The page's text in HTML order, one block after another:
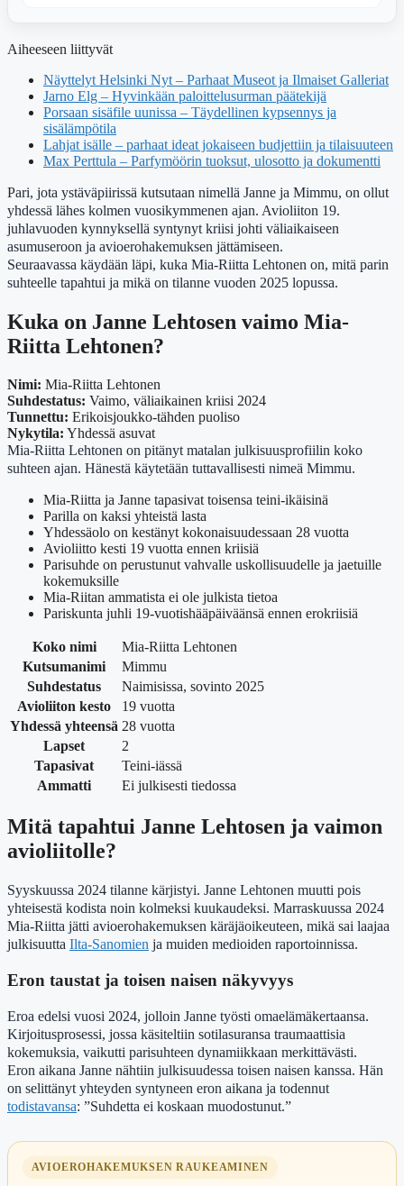
Aiheeseen liittyvät
Näyttelyt Helsinki Nyt – Parhaat Museot ja Ilmaiset Galleriat
Jarno Elg – Hyvinkään paloittelusurman päätekijä
Porsaan sisäfile uunissa – Täydellinen kypsennys ja
sisälämpötila
Lahjat isälle – parhaat ideat jokaiseen budjettiin ja tilaisuuteen
Max Perttula – Parfymöörin tuoksut, ulosotto ja dokumentti
Pari, jota ystäväpiirissä kutsutaan nimellä Janne ja Mimmu, on ollut
yhdessä lähes kolmen vuosikymmenen ajan. Avioliiton 19.
juhlavuoden kynnyksellä syntynyt kriisi johti väliaikaiseen
asumuseroon ja avioerohakemuksen jättämiseen.
Seuraavassa käydään läpi, kuka Mia-Riitta Lehtonen on, mitä parin
suhteelle tapahtui ja mikä on tilanne vuoden 2025 lopussa.
Kuka on Janne Lehtosen vaimo Mia-
Riitta Lehtonen?
Nimi: Mia-Riitta Lehtonen
Suhdestatus: Vaimo, väliaikainen kriisi 2024
Tunnettu: Erikoisjoukko-tähden puoliso
Nykytila: Yhdessä asuvat
Mia-Riitta Lehtonen on pitänyt matalan julkisuusprofiilin koko
suhteen ajan. Hänestä käytetään tuttavallisesti nimeä Mimmu.
Mia-Riitta ja Janne tapasivat toisensa teini-ikäisinä
Parilla on kaksi yhteistä lasta
Yhdessäolo on kestänyt kokonaisuudessaan 28 vuotta
Avioliitto kesti 19 vuotta ennen kriisiä
Parisuhde on perustunut vahvalle uskollisuudelle ja jaetuille
kokemuksille
Mia-Riitan ammatista ei ole julkista tietoa
Pariskunta juhli 19-vuotishääpäiväänsä ennen erokriisiä
Koko nimi
Mia-Riitta Lehtonen
Kutsumanimi
Mimmu
Suhdestatus
Naimisissa, sovinto 2025
Avioliiton kesto
19 vuotta
Yhdessä yhteensä 28 vuotta
Lapset
2
Tapasivat
Teini-iässä
Ammatti
Ei julkisesti tiedossa
Mitä tapahtui Janne Lehtosen ja vaimon
avioliitolle?
Syyskuussa 2024 tilanne kärjistyi. Janne Lehtonen muutti pois
yhteisestä kodista noin kolmeksi kuukaudeksi. Marraskuussa 2024
Mia-Riitta jätti avioerohakemuksen käräjäoikeuteen, mikä sai laajaa
julkisuutta Ilta-Sanomien ja muiden medioiden raportoinnissa.
Eron taustat ja toisen naisen näkyvyys
Eroa edelsi vuosi 2024, jolloin Janne työsti omaelämäkertaansa.
Kirjoitusprosessi, jossa käsiteltiin sotilasuransa traumaattisia
kokemuksia, vaikutti parisuhteen dynamiikkaan merkittävästi.
Eron aikana Janne nähtiin julkisuudessa toisen naisen kanssa. Hän
on selittänyt yhteyden syntyneen eron aikana ja todennut
todistavansa: ”Suhdetta ei koskaan muodostunut.”
AVIOEROHAKEMUKSEN RAUKEAMINEN